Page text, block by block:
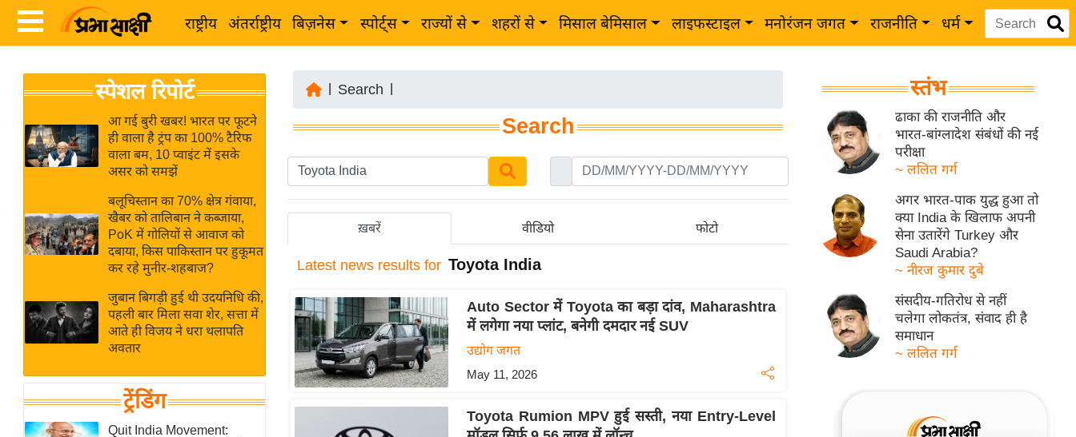
राष्ट्रीय अंतर्राष्ट्रीय बिज़नेस स्पोर्ट्स राज्यों से शहरों से मिसाल बेमिसाल लाइफस्टाइल मनोरंजन जगत राजनीति धर्म
News
Hindi
Live
News in
Hindi
News
Hindi
ख
ब
र
अंतर्राष्ट्रीय
बिज़नेस
विशेषज्ञ
राय
खेल
क्रिकेट
स्पेशल रिपोर्ट
आ गई बुरी खबर! भारत पर फूटने
ही वाला है ट्रंप का 100% टैरिफ
वाला बम, 10 प्वाइंट में इसके
असर को समझें
बलूचिस्तान का 70% क्षेत्र गंवाया,
खैबर को तालिबान ने कब्जाया,
PoK में गोलियों से आवाज को
दबाया, किस पाकिस्तान पर हुकूमत
कर रहे मुनीर-शहबाज?
जुबान बिगड़ी हुई थी उदयनिधि की,
पहली बार मिला सवा शेर, सत्ता में
आते ही विजय ने धरा थलापति
अवतार
ट्रेंडिंग
Quit India Movement:
Search
Search
ख़बरें वीडियो फोटो
Latest news results for Toyota India
Auto Sector में Toyota का बड़ा दांव, Maharashtra
में लगेगा नया प्लांट, बनेगी दमदार नई SUV
उद्योग जगत
May 11, 2026
Toyota Rumion MPV हुई सस्ती, नया Entry-Level
स्तंभ
ढाका की राजनीति और
भारत-बांग्लादेश संबंधों की नई
परीक्षा
~ ललित गर्ग
अगर भारत-पाक युद्ध हुआ तो
क्या India के खिलाफ अपनी
सेना उतारेंगे Turkey और
Saudi Arabia?
~ नीरज कुमार दुबे
संसदीय-गतिरोध से नहीं
चलेगा लोकतंत्र, संवाद ही है
समाधान
~ ललित गर्ग